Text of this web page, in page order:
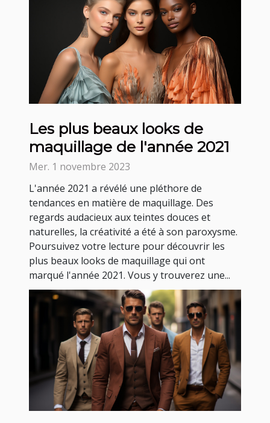
Les plus beaux looks de
maquillage de l'année 2021
Mer. 1 novembre 2023
L'année 2021 a révélé une pléthore de
tendances en matière de maquillage. Des
regards audacieux aux teintes douces et
naturelles, la créativité a été à son paroxysme.
Poursuivez votre lecture pour découvrir les
plus beaux looks de maquillage qui ont
marqué l'année 2021. Vous y trouverez une...